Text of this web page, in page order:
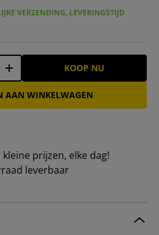
VERZENDING, LEVERINGSTIJD
+ KOOP NU
AAN WINKELWAGEN
prijzen, elke dag!
leverbaar